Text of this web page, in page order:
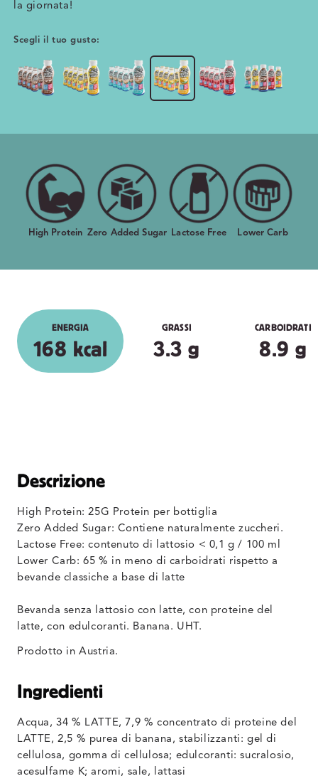
la giornata!
Scegli il tuo gusto:
High Protein Zero Added Sugar Lactose Free Lower Carb
ENERGIA
168 kcal
GRASSI
3.3 g
CARBOIDRATI
8.9 g
Descrizione
High Protein: 25G Protein per bottiglia
Zero Added Sugar: Contiene naturalmente zuccheri.
Lactose Free: contenuto di lattosio < 0,1 g / 100 ml
Lower Carb:65 % in meno di carboidrati rispetto a
bevande classiche a base di latte
Bevanda senza lattosio con latte, con proteine del
latte, con edulcoranti. Banana. UHT.
Prodotto in Austria.
Ingredienti
Acqua, 34 % LATTE, 7,9 % concentrato di proteine del
LATTE, 2,5 % purea di banana, stabilizzanti: gel di
cellulosa, gomma di cellulosa; edulcoranti: sucralosio,
acesulfame K; aromi, sale, lattasi